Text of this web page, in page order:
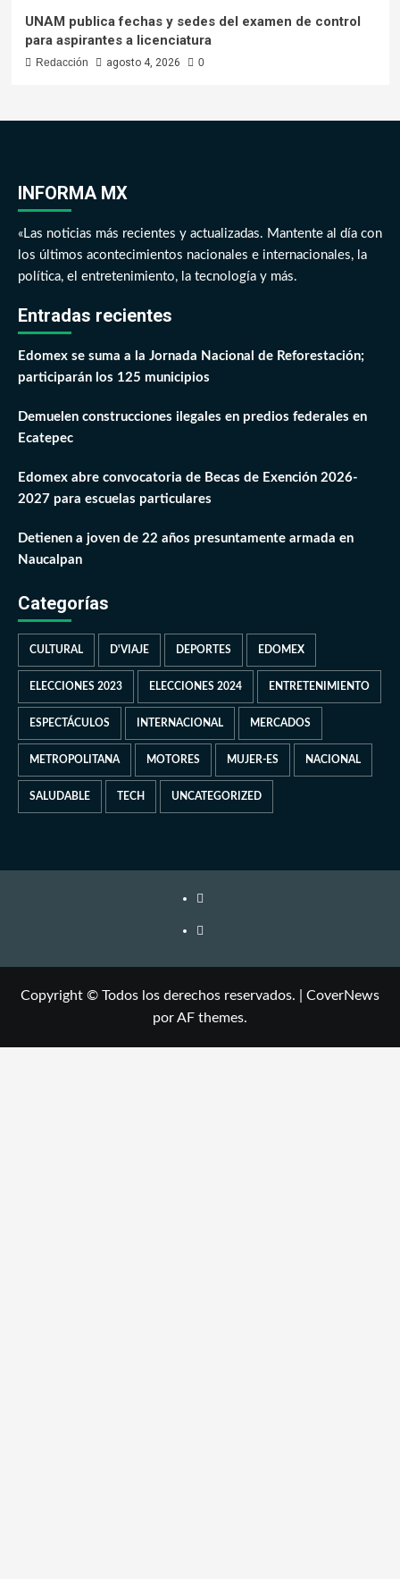
UNAM publica fechas y sedes del examen de control
para aspirantes a licenciatura
Redacción agosto 4, 2026 0
INFORMA MX
«Las noticias más recientes y actualizadas. Mantente al día con
los últimos acontecimientos nacionales e internacionales, la
política, el entretenimiento, la tecnología y más.
Entradas recientes
Edomex se suma a la Jornada Nacional de Reforestación;
participarán los 125 municipios
Demuelen construcciones ilegales en predios federales en
Ecatepec
Edomex abre convocatoria de Becas de Exención 2026-
2027 para escuelas particulares
Detienen a joven de 22 años presuntamente armada en
Naucalpan
Categorías
CULTURAL D'VIAJE DEPORTES EDOMEX
ELECCIONES 2023 ELECCIONES 2024 ENTRETENIMIENTO
ESPECTÁCULOS INTERNACIONAL MERCADOS
METROPOLITANA MOTORES MUJER-ES NACIONAL
SALUDABLE TECH UNCATEGORIZED
Copyright © Todos los derechos reservados.
CoverNews
por AF themes.